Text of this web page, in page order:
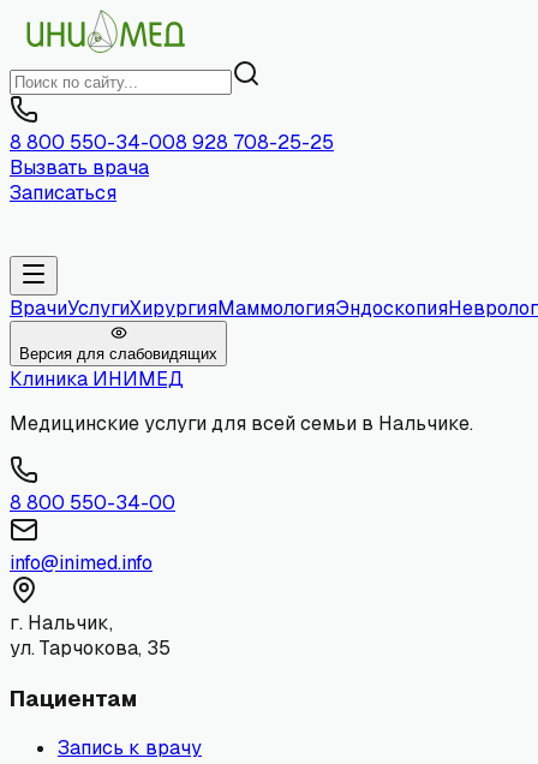
8 800 550-34-008 928 708-25-25
Вызвать врача
Записаться
ВрачиУслугиХирургияМаммологияЭндоскопия
Версия для слабовидящих
Клиника ИНИМЕД
Медицинские услуги для всей семьи в Нальчике.
8 800 550-34-00
info@inimed.info
г. Нальчик,
ул. Тарчокова, 35
Пациентам
Запись к врачу